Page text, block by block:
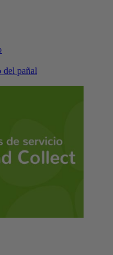
del pañal